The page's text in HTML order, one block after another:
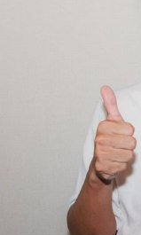
「どんな環境でも
いうメッセージに
立ち上がれるとい
さらに、趣味につ
増やすために驚く
購入したのか…？